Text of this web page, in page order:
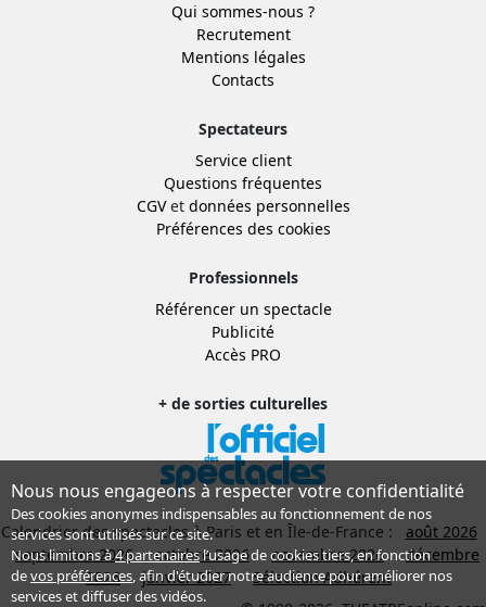
Qui sommes-nous ?
Recrutement
Mentions légales
Contacts
Spectateurs
Service client
Questions fréquentes
CGVet données personnelles
Préférences des cookies
Professionnels
Référencer un spectacle
Publicité
Accès PRO
+ de sorties culturelles
Calendrier des spectacles à Paris et en Île-de-France :
août 2026
septembre 2026
octobre 2026 novembre 2026
décembre
2026
janvier 2027
Sélection Adhérent
Nous nous engageons à respecter votre confidentialité
Des cookies anonymes indispensables au fonctionnement de nos
services sont utilisés sur ce site.
Nous limitons à4 partenairesl’usage de cookies tiers, en fonction
devos préférences, afin d'étudier notre audience pour améliorer nos
services et diffuser des vidéos.